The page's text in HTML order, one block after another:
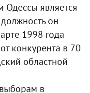
является
он
1998 года
конкурента в 70
областной
в